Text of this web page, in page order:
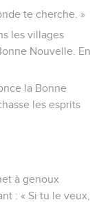
te cherche. »
les villages
Nouvelle. En
la Bonne
les esprits
à genoux
: « Si tu le veux,